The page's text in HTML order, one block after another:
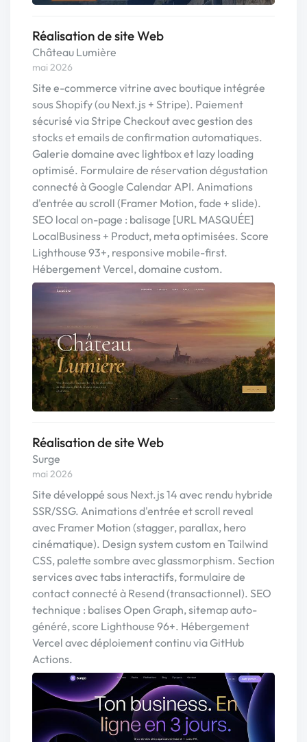
Réalisation de site Web
Château Lumière
mai 2026
Site e-commerce vitrine avec boutique intégrée
sous Shopify (ou Next.js + Stripe). Paiement
sécurisé via Stripe Checkout avec gestion des
stocks et emails de confirmation automatiques.
Galerie domaine avec lightbox et lazy loading
optimisé. Formulaire de réservation dégustation
connecté à Google Calendar API. Animations
d'entrée au scroll (Framer Motion, fade + slide).
SEO local on-page : balisage [URL MASQUÉE]
LocalBusiness + Product, meta optimisées. Score
Lighthouse 93+, responsive mobile-first.
Hébergement Vercel, domaine custom.
Réalisation de site Web
Surge
mai 2026
Site développé sous Next.js 14 avec rendu hybride
SSR/SSG. Animations d'entrée et scroll reveal
avec Framer Motion (stagger, parallax, hero
cinématique). Design system custom en Tailwind
CSS, palette sombre avec glassmorphism. Section
services avec tabs interactifs, formulaire de
contact connecté à Resend (transactionnel). SEO
technique : balises Open Graph, sitemap auto-
généré, score Lighthouse 96+. Hébergement
Vercel avec déploiement continu via GitHub
Actions.